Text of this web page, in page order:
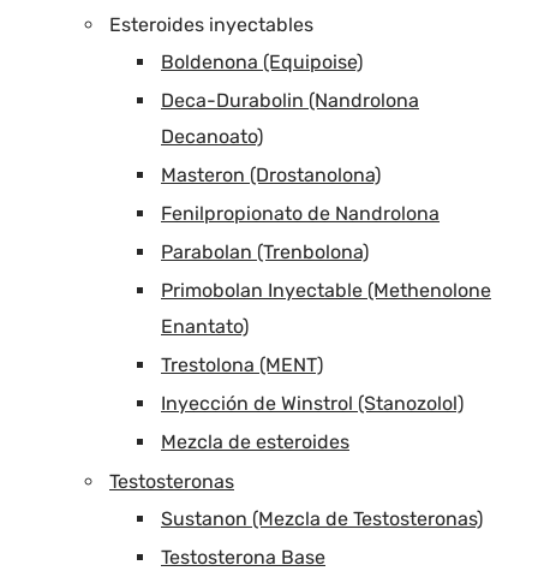
Esteroides inyectables
Boldenona (Equipoise)
Deca-Durabolin (Nandrolona
Decanoato)
Masteron (Drostanolona)
Fenilpropionato de Nandrolona
Parabolan (Trenbolona)
Primobolan Inyectable (Methenolone
Enantato)
Trestolona (MENT)
Inyección de Winstrol (Stanozolol)
Mezcla de esteroides
Testosteronas
Sustanon (Mezcla de Testosteronas)
Testosterona Base